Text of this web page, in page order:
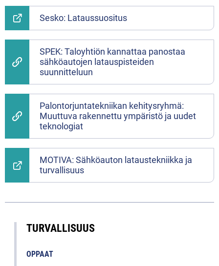
Sesko: Lataussuositus
SPEK: Taloyhtiön kannattaa panostaa
sähköautojen latauspisteiden
suunnitteluun
Palontorjuntatekniikan kehitysryhmä:
Muuttuva rakennettu ympäristö ja uudet
teknologiat
MOTIVA: Sähköauton lataustekniikka ja
turvallisuus
TURVALLISUUS
OPPAAT